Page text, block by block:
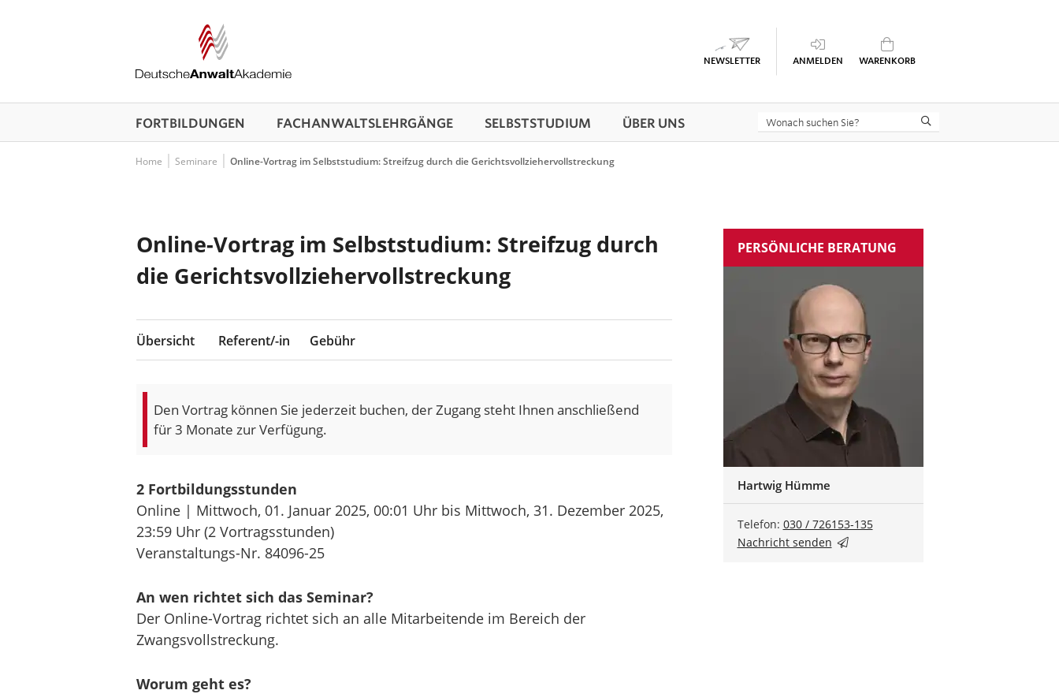
FORTBILDUNGEN FACHANWALTS­LEHRGÄNGE SELBSTSTUDIUM ÜBER UNS
Home Seminare Online-Vortrag im Selbststudium: Streifzug durch die Gerichtsvollziehervollstreckung
Online-Vortrag im Selbststudium: Streifzug durch
die Gerichtsvollziehervollstreckung
Übersicht Referent/-in Gebühr
Den Vortrag können Sie jederzeit buchen, der Zugang steht Ihnen anschließend
für 3 Monate zur Verfügung.
2 Fortbildungsstunden
Online | Mittwoch, 01. Januar 2025, 00:01 Uhrbis Mittwoch, 31. Dezember 2025,
23:59 Uhr(2 Vortragsstunden)
Veranstaltungs-Nr. 84096-25
An wen richtet sich das Seminar?
Der Online-Vortrag richtet sich an alle Mitarbeitende im Bereich der
Zwangsvollstreckung.
Worum geht es?
PERSÖNLICHE BERATUNG
Hartwig Hümme
Telefon: 030 / 726153-135
Nachricht senden